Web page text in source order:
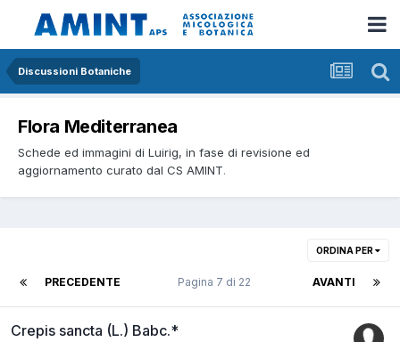
Discussioni Botaniche
Flora Mediterranea
Schede ed immagini di Luirig, in fase di revisione ed
aggiornamento curato dal CS AMINT.
ORDINA PER
PRECEDENTE AVANTI
Pagina 7 di 22
Crepis sancta (L.) Babc.*